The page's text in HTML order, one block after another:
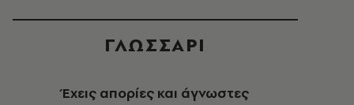
ΓΛΩΣΣΑΡΙ
Έχεις απορίες και άγνωστες